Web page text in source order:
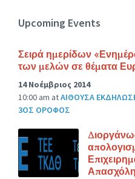
Upcoming Events
Σειρά ημερίδων
των μελών σε θέματα
14 Νοέμβριος 2014
10:00 am atΑΙΘΟΥΣΑ
3ΟΣ ΟΡΟΦΟΣ